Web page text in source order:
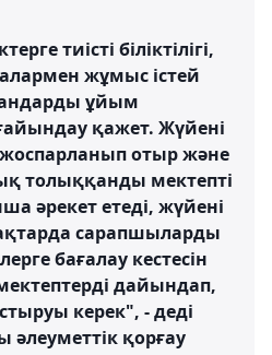
тиісті біліктілігі,
жұмыс істей
ұйым
қажет. Жүйені
жоспарланып отыр және
толыққанды мектепті
әрекет етеді, жүйені
сарапшыларды
бағалау кестесін
дайындап,
керек", - деді
қорғау